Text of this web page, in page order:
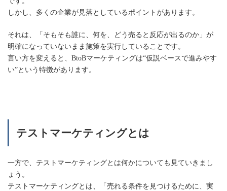
しかし、多くの企業が見落としているポイントがあります。
それは、「そもそも誰に、何を、どう売ると反応が出るのか」が
明確になっていないまま施策を実行していることです。
言い方を変えると、BtoBマーケティングは“仮説ベースで進みやす
い”という特徴があります。
テストマーケティングとは
一方で、テストマーケティングとは何かについても見ていきまし
ょう。
テストマーケティングとは、「売れる条件を見つけるために、実